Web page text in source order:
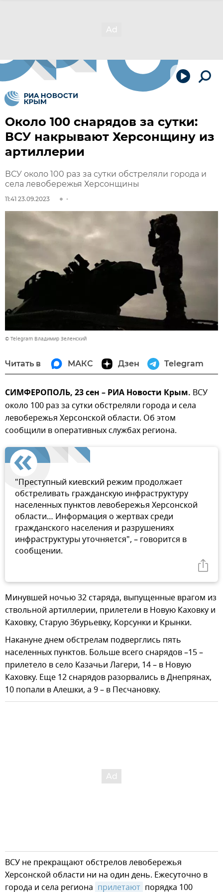
Около 100 снарядов за сутки:
ВСУ накрывают Херсонщину из
артиллерии
ВСУ около 100 раз за сутки обстреляли города и
села левобережья Херсонщины
11:41 23.09.2023
© Telegram Владимир Зеленский
Читать в МАКС Дзен Telegram
СИМФЕРОПОЛЬ, 23 сен – РИА Новости Крым. ВСУ
около 100 раз за сутки обстреляли города и села
левобережья Херсонской области. Об этом
сообщили в оперативных службах региона.
"Преступный киевский режим продолжает
обстреливать гражданскую инфраструктуру
населенных пунктов левобережья Херсонской
области… Информация о жертвах среди
гражданского населения и разрушениях
инфраструктуры уточняется", – говорится в
сообщении.
Минувшей ночью 32 старяда, выпущенные врагом из
ствольной артиллерии, прилетели в Новую Каховку и
Каховку, Старую Збурьевку, Корсунки и Крынки.
Накануне днем обстрелам подверглись пять
населенных пунктов. Больше всего снарядов –15 –
прилетело в село Казачьи Лагери, 14 – в Новую
Каховку. Еще 12 снарядов разорвались в Днепрянах,
10 попали в Алешки, а 9 – в Песчановку.
ВСУ не прекращают обстрелов левобережья
Херсонской области ни на один день. Ежесуточно в
города и села региона прилетают порядка 100